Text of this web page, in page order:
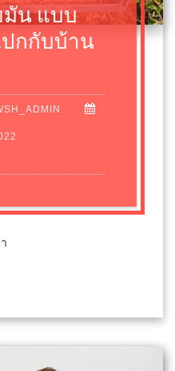
มัน แบบ
ปกกับบ้าน